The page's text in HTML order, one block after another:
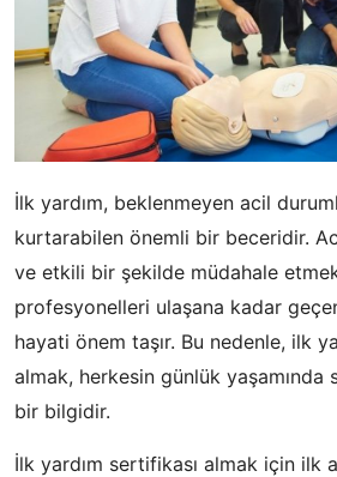
İlk yardım, beklenmeyen acil
kurtarabilen önemli bir beceridir.
ve etkili bir şekilde müdahale
profesyonelleri ulaşana kadar
hayati önem taşır. Bu nedenle, ilk
almak, herkesin günlük yaşamında
bir bilgidir.
İlk yardım sertifikası almak için ilk